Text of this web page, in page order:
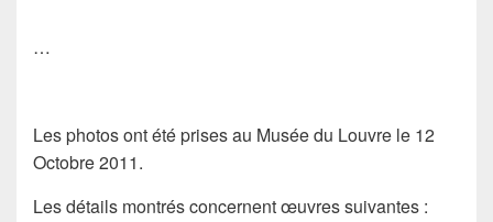
…
Les photos ont été prises au Musée du Louvre le 12
Octobre 2011.
Les détails montrés concernent œuvres suivantes :